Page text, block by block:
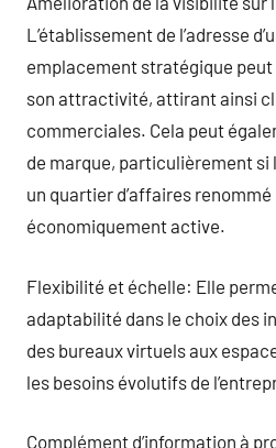
L’établissement de l’adresse
emplacement stratégique
son attractivité, attirant ainsi
commerciales. Cela peut
de marque, particulièrement
un quartier d’affaires renommé
économiquement active.
Flexibilité et échelle: Elle
adaptabilité dans le choix des
des bureaux virtuels aux
les besoins évolutifs de
Complément d’information à